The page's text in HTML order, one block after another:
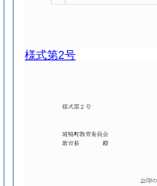
様式第2号